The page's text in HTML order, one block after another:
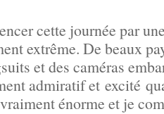
cette journée par
extrême. De beaux
et des caméras
admiratif et excité
énorme et je